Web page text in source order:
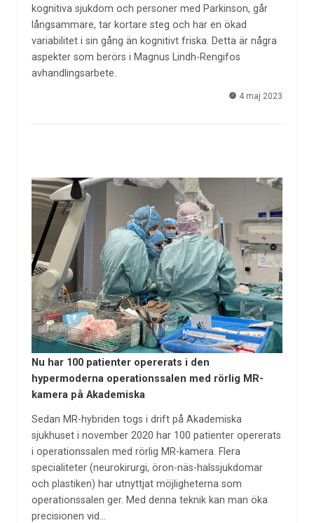
kognitiva sjukdom och personer med Parkinson, går
långsammare, tar kortare steg och har en ökad
variabilitet i sin gång än kognitivt friska. Detta är några
aspekter som berörs i Magnus Lindh-Rengifos
avhandlingsarbete.
4 maj 2023
Nu har 100 patienter opererats i den
hypermoderna operationssalen med rörlig MR-
kamera på Akademiska
Sedan MR-hybriden togs i drift på Akademiska
sjukhuset i november 2020 har 100 patienter opererats
i operationssalen med rörlig MR-kamera. Flera
specialiteter (neurokirurgi, öron-näs-halssjukdomar
och plastiken) har utnyttjat möjligheterna som
operationssalen ger. Med denna teknik kan man öka
precisionen vid…